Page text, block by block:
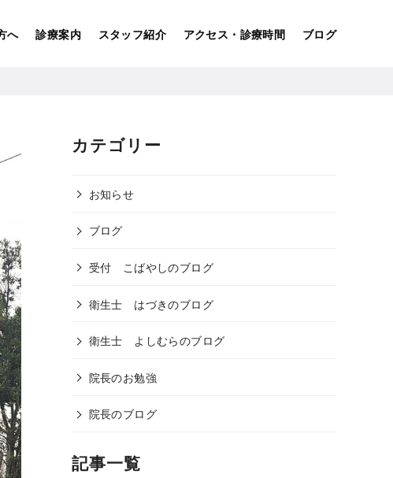
へ 診療案内 スタッフ紹介 アクセス・診療時間 ブログ
カテゴリー
お知らせ
ブログ
受付 こばやしのブログ
衛生士 はづきのブログ
衛生士 よしむらのブログ
院長のお勉強
院長のブログ
記事一覧